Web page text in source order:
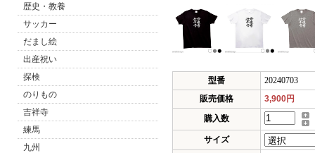
歴史・教養
サッカー
だまし絵
出産祝い
探検
のりもの
吉祥寺
練馬
九州
型番
20240703
販売価格
3,900円
購入数
サイズ